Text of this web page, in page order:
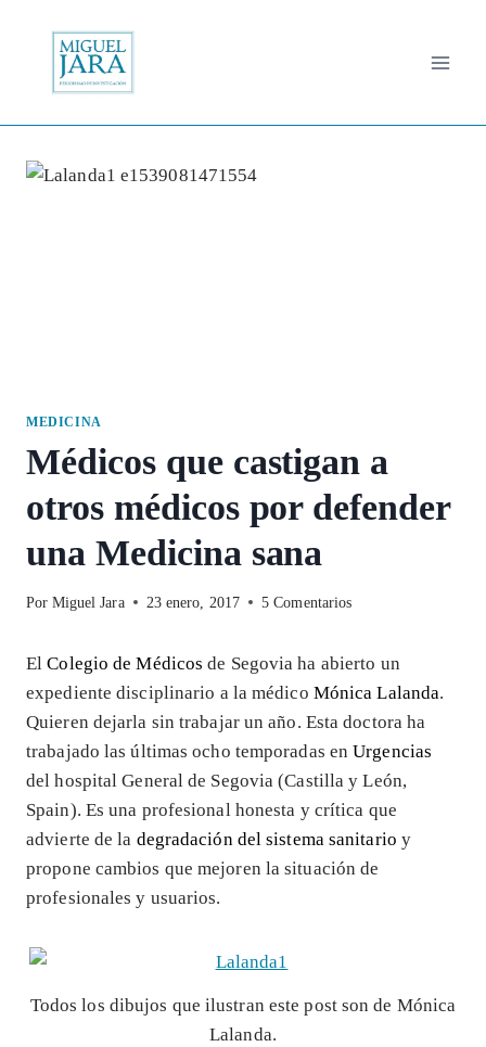
contenido
MEDICINA
Médicos que castigan a
otros médicos por defender
una Medicina sana
Por Miguel Jara 23 enero, 2017 5 Comentarios
ElColegio de Médicos de Segovia ha abierto un
expediente disciplinario a la médico Mónica Lalanda.
Quieren dejarla sin trabajar un año. Esta doctora ha
trabajado las últimas ocho temporadas enUrgencias
del hospital General de Segovia (Castilla y León,
Spain). Es una profesional honesta y crítica que
advierte de la degradación del sistema sanitario y
propone cambios que mejoren la situación de
profesionales y usuarios.
Todos los dibujos que ilustran este post son de Mónica
Lalanda.